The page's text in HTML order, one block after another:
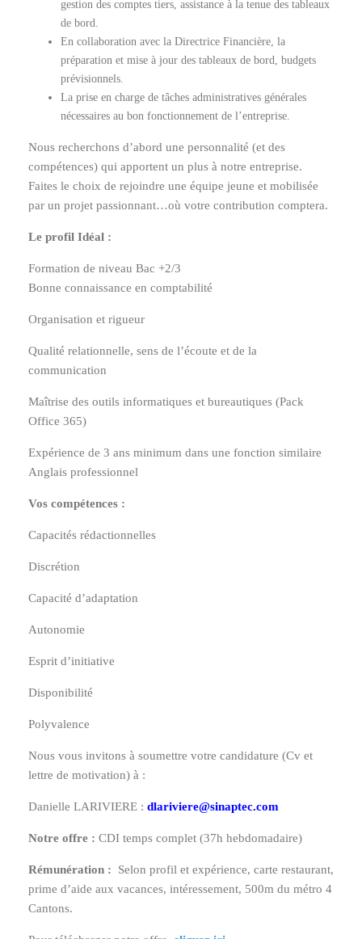
gestion des comptes tiers, assistance à la tenue des tableaux
de bord.
En collaboration avec la Directrice Financière, la
préparation et mise à jour des tableaux de bord, budgets
prévisionnels.
La prise en charge de tâches administratives générales
nécessaires au bon fonctionnement de l’entreprise.
Nous recherchons d’abord une personnalité (et des
compétences) qui apportent un plus à notre entreprise.
Faites le choix de rejoindre une équipe jeune et mobilisée
par un projet passionnant…où votre contribution comptera.
Le profil Idéal :
Formation de niveau Bac +2/3
Bonne connaissance en comptabilité
Organisation et rigueur
Qualité relationnelle, sens de l’écoute et de la
communication
Maîtrise des outils informatiques et bureautiques (Pack
Office 365)
Expérience de 3 ans minimum dans une fonction similaire
Anglais professionnel
Vos compétences :
Capacités rédactionnelles
Discrétion
Capacité d’adaptation
Autonomie
Esprit d’initiative
Disponibilité
Polyvalence
Nous vous invitons à soumettre votre candidature (Cv et
lettre de motivation) à :
Danielle LARIVIERE : dlariviere@sinaptec.com
Notre offre : CDI temps complet (37h hebdomadaire)
Rémunération : Selon profil et expérience, carte restaurant,
prime d’aide aux vacances, intéressement, 500m du métro 4
Cantons.